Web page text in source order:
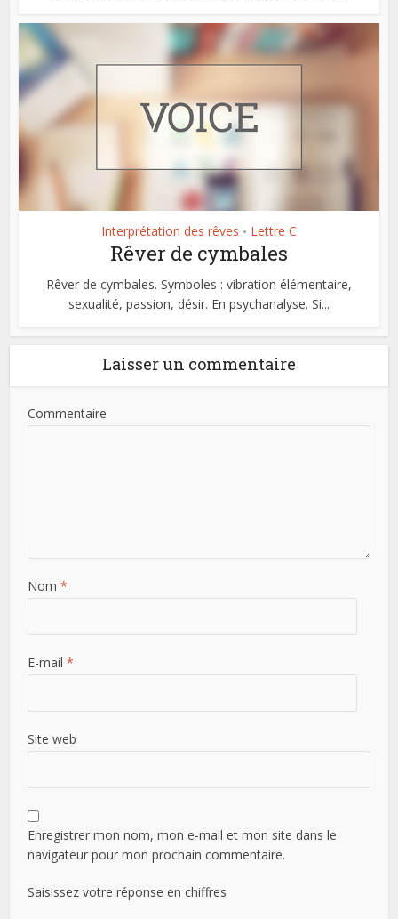
Interprétation des rêves • Lettre C
Rêver de cymbales
Rêver de cymbales. Symboles : vibration élémentaire,
sexualité, passion, désir. En psychanalyse. Si...
Laisser un commentaire
Commentaire
Nom*
E-mail*
Site web
Enregistrer mon nom, mon e-mail et mon site dans le
navigateur pour mon prochain commentaire.
Saisissez votre réponse en chiffres